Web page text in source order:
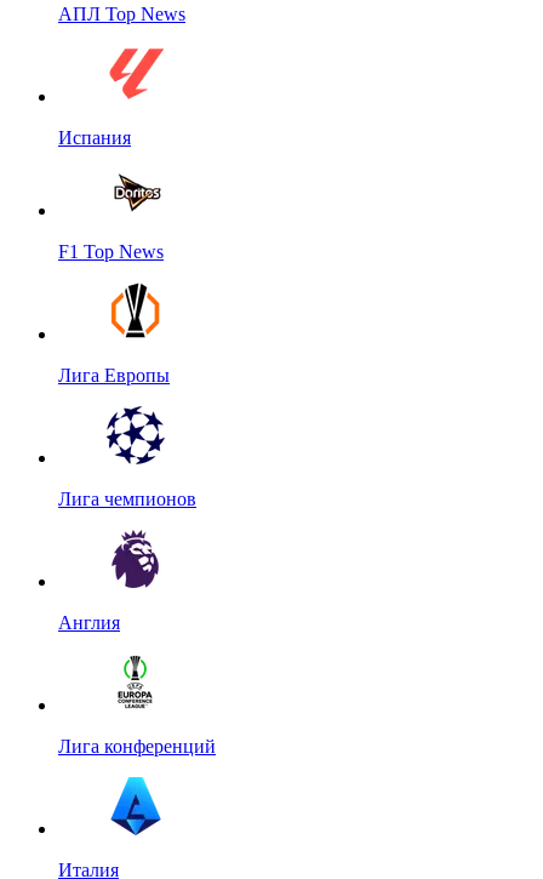
АПЛ Top News
Испания
F1 Top News
Лига Европы
Лига чемпионов
Англия
Лига конференций
Италия